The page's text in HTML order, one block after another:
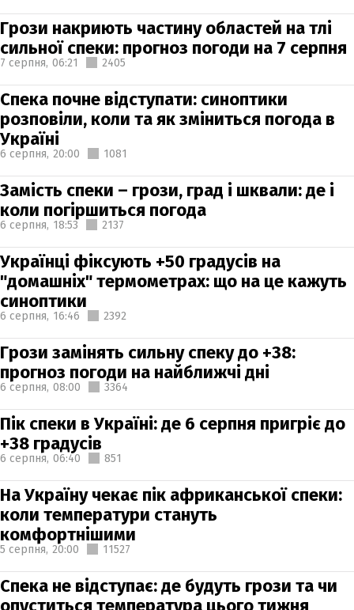
Грози накриють частину областей на тлі
сильної спеки: прогноз погоди на 7 серпня
7 серпня, 06:21 2405
Спека почне відступати: синоптики
розповіли, коли та як зміниться погода в
Україні
6 серпня, 20:00 1081
Замість спеки – грози, град і шквали: де і
коли погіршиться погода
6 серпня, 18:53 2137
Українці фіксують +50 градусів на
"домашніх" термометрах: що на це кажуть
синоптики
6 серпня, 16:46 2392
Грози замінять сильну спеку до +38:
прогноз погоди на найближчі дні
6 серпня, 08:00 3364
Пік спеки в Україні: де 6 серпня пригріє до
+38 градусів
6 серпня, 06:40 851
На Україну чекає пік африканської спеки:
коли температури стануть
комфортнішими
5 серпня, 20:00 11527
Спека не відступає: де будуть грози та чи
опуститься температура цього тижня